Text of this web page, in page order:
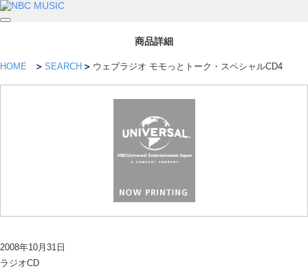
商品詳細
HOME SEARCH ウェブラジオ モモっとトーク・スペシャルCD4
2008年10月31日
ラジオCD